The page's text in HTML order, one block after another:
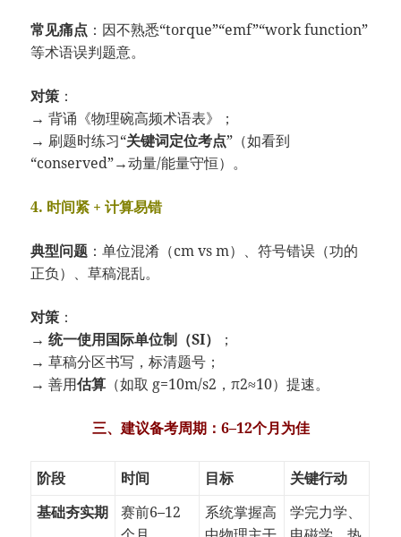
常见痛点 ：因不熟悉“torque”“emf”“work function”
等术语误判题意。
对策 ：
→ 背诵《物理碗高频术语表》；
→ 刷题时练习“关键词定位考点”（如看到
“conserved”→动量/能量守恒）。
4. 时间紧 + 计算易错
典型问题 ：单位混淆（cm vs m）、符号错误（功的
正负）、草稿混乱。
对策 ：
→统一使用国际单位制（SI）
；
→ 草稿分区书写，标清题号；
→ 善用估算 （如取 g=10m/s2 ，π2≈10）提速。
三、建议备考周期：6–12个月为佳
阶段 时间 目标
关键行动
基础夯实期
赛前6–12
系统掌握高
学完力学、